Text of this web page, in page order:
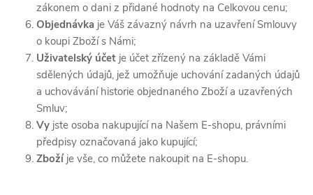
zákonem o dani z přidané hodnoty na Celkovou cenu;
Objednávka je Váš závazný návrh na uzavření Smlouvy
o koupi Zboží s Námi;
Uživatelský účet je účet zřízený na základě Vámi
sdělených údajů, jež umožňuje uchování zadaných údajů
a uchovávání historie objednaného Zboží a uzavřených
Smluv;
Vy jste osoba nakupující na Našem E-shopu, právními
předpisy označovaná jako kupující;
Zboží je vše, co můžete nakoupit na E-shopu.